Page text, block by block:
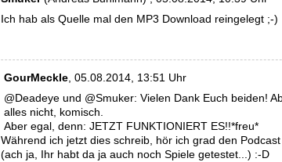
Ich hab als Quelle mal den MP3 Download reingelegt ;-)
GourMeckle, 05.08.2014, 13:51 Uhr
@Deadeye und @Smuker: Vielen Dank Euch beiden!
alles nicht, komisch.
Aber egal, denn: JETZT FUNKTIONIERT ES!!*freu*
Während ich jetzt dies schreib, hör ich grad den
(ach ja, Ihr habt da ja auch noch Spiele getestet...) :-D